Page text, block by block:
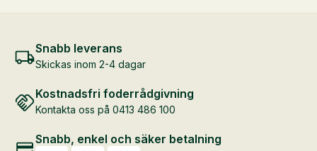
Snabb leverans
Skickas inom 2-4 dagar
Kostnadsfri foderrådgivning
Kontakta oss på 0413 486 100
Snabb, enkel och säker betalning